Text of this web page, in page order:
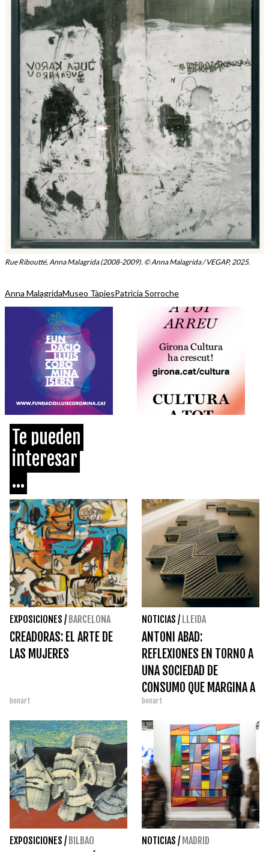
Rue Riboutté, Anna Malagrida (2008-2009). © Anna Malagrida / VEGAP, 2025.
Anna MalagridaMuseo TàpiesPatricia Sorroche
Te pueden
interesar
...
EXPOSICIONES / BARCELONA
CREADORAS: EL ARTE DE
LAS MUJERES
bonart
NOTICIAS / LLEIDA
ANTONI ABAD:
REFLEXIONES EN TORNO A
UNA SOCIEDAD DE
CONSUMO QUE MARGINA A
COLECTIVOS HUMANOS
bonart
EXPOSICIONES / BILBAO NOTICIAS / MADRID